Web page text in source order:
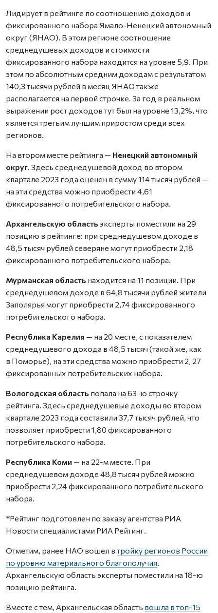
Лидирует в рейтинге по соотношению доходов и
фиксированного набора Ямало-Ненецкий автономный
округ (ЯНАО). В этом регионе соотношение
среднедушевых доходов и стоимости
фиксированного набора находится на уровне 5,9. При
этом по абсолютным средним доходам с результатом
140,3 тысячи рублей в месяц ЯНАО также
располагается на первой строчке. За год в реальном
выражении рост доходов тут был на уровне 13,2%, что
является третьим лучшим приростом среди всех
регионов.
На втором месте рейтинга — Ненецкий автономный
округ. Здесь среднедушевой доход во втором
квартале 2023 года оценен в сумму 114 тысяч рублей —
на эти средства можно приобрести 4,61
фиксированного потребительского набора.
Архангельскую область эксперты поместили на 29
позицию в рейтинге: при среднедушевом доходе в
48,5 тысяч рублей северяне могут приобрести 2,18
фиксированного потребительского набора.
Мурманская область находится на 11 позиции. При
среднедушевом доходе в 64,8 тысячи рублей жители
Заполярья могут приобрести 2,74 фиксированного
потребительского набора.
Республика Карелия — на 20 месте, с показателем
среднедушевого дохода в 48,5 тысяч (такой же, как
в Поморье), на эти средства можно приобрести 2, 27
фиксированных потребительских набора.
Вологодская область попала на 63-ю строчку
рейтинга. Здесь среднедушевые доходы во втором
квартале 2023 года составили 37,7 тысяч рублей, что
позволяет приобрести 1,80 фиксированного
потребительского набора.
Республика Коми — на 22-м месте. При
среднедушевом доходе 48,8 тысяч рублей можно
приобрести 2,24 фиксированного потребительского
набора.
*Рейтинг подготовлен по заказу агентства РИА
Новости специалистами РИА Рейтинг.
Отметим, ранее НАО вошел в тройку регионов России
по уровню материального благополучия.
Архангельскую область эксперты поместили на 18-ю
позицию рейтинга.
Вместе с тем, Архангельская область вошла в топ-15